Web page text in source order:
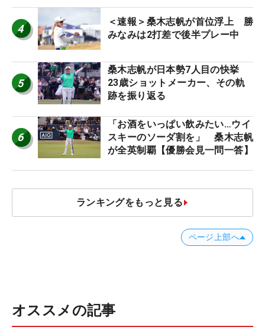
4
＜速報＞桑木志帆が首位浮上 勝
みなみは2打差で後半プレー中
5
桑木志帆が日本勢7人目の快挙
23歳ショットメーカー、その軌
跡を振り返る
6
「お酒をいっぱい飲みたい…ウイ
スキーのソーダ割を」 桑木志帆
が全英制覇【優勝会見一問一答】
ランキングをもっと見る
ページ上部へ
オススメの記事